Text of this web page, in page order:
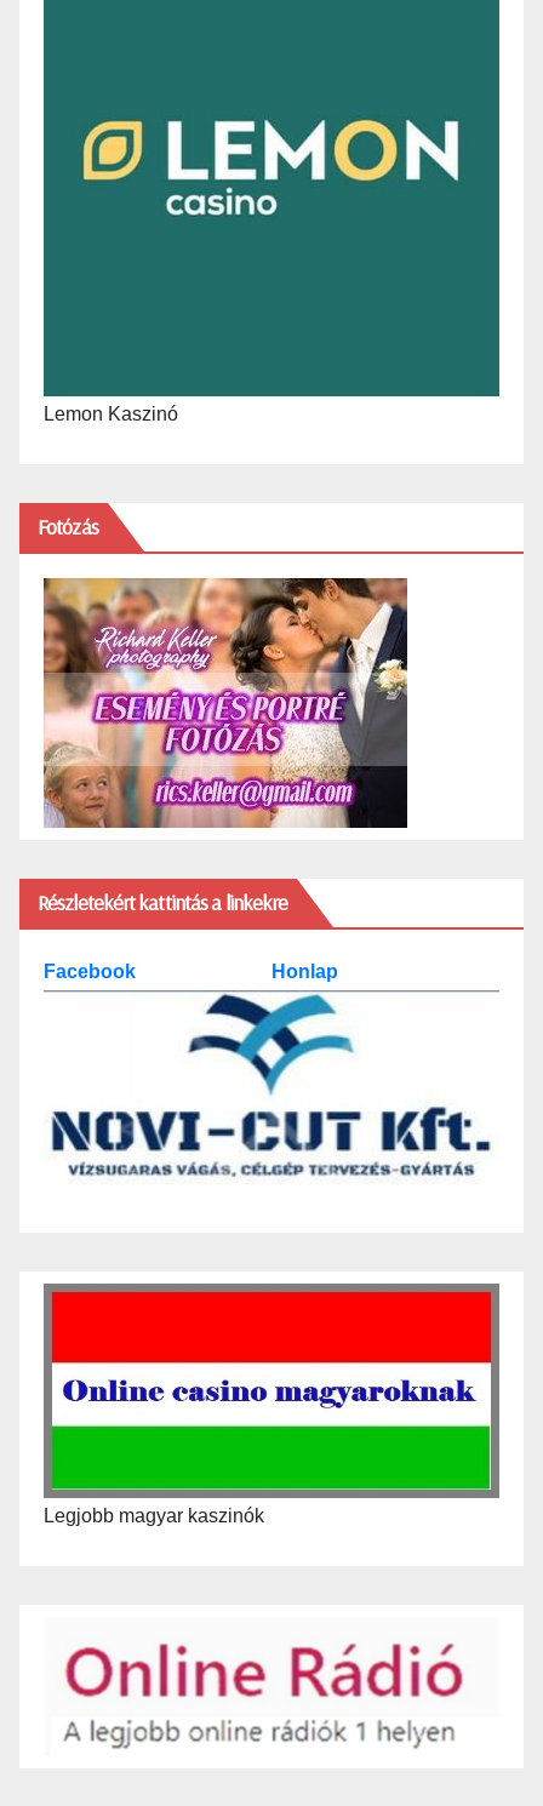
Lemon Kaszinó
Fotózás
Részletekért kattintás a linkekre
Facebook Honlap
Legjobb magyar kaszinók